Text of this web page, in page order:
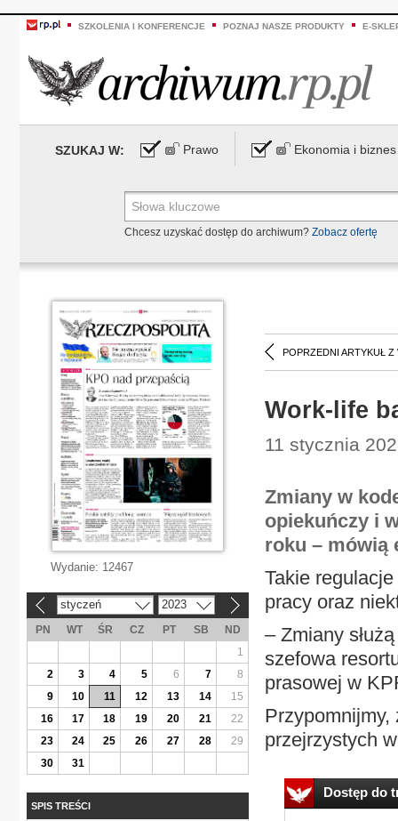
SZKOLENIA I KONFERENCJE POZNAJ NASZE PRODUKTY E-
SZUKAJ W: Prawo Ekonomia i biznes
Chcesz uzyskać dostęp do archiwum? Zobacz ofertę
POPRZEDNI ARTYKUŁ Z
Work-life
11 stycznia
Zmiany w
opiekuńczy i
roku – mówią
Takie
pracy oraz
– Zmiany
szefowa
prasowej w
przejrzystych
Dostęp do
Wydanie: 12467
styczeń 2023
PN WT ŚR CZ PT SB
ND
1
2
3 4 5 6 7
8
9
10 11 12 13 14
15
16
17 18 19 20 21
22
23
24 25 26 27 28
29
30
31
SPIS TREŚCI